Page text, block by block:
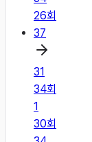
26회
37
31
34회
1
30회